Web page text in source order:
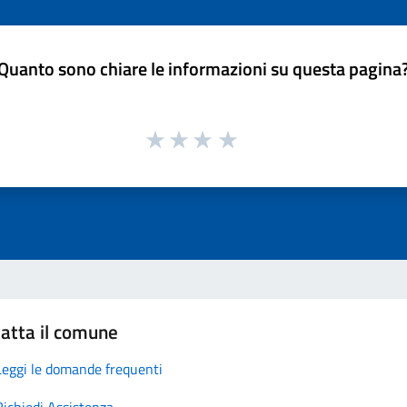
sono chiare le informazioni su questa
il comune
le domande frequenti